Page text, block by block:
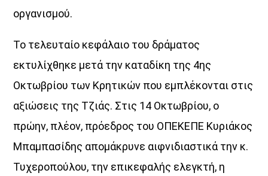
οργανισµού.
Το τελευταίο κεφάλαιο του δράµατος
εκτυλίχθηκε µετά την καταδίκη της 4ης
Οκτωβρίου των Κρητικών που εµπλέκονται στις
αξιώσεις της Τζιάς. Στις 14 Οκτωβρίου, ο
πρώην, πλέον, πρόεδρος του ΟΠΕΚΕΠΕ Κυριάκος
Μπαµπασίδης αποµάκρυνε αιφνιδιαστικά την κ.
Τυχεροπούλου, την επικεφαλής ελεγκτή, η